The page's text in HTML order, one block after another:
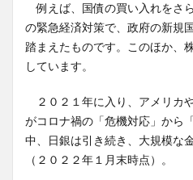
例えば、国債の買い入れをさ
の緊急経済対策で、政府の新規
踏まえたものです。このほか、
しています。
２０２１年に入り、アメリカ
がコロナ禍の「危機対応」から
中、日銀は引き続き、大規模な
（２０２２年１月末時点）。